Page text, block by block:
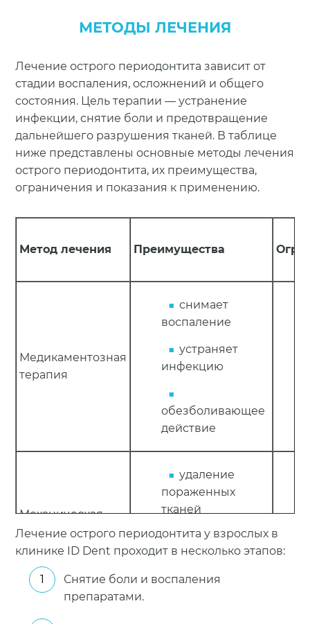
МЕТОДЫ ЛЕЧЕНИЯ
Лечение острого периодонтита зависит от
стадии воспаления, осложнений и общего
состояния. Цель терапии — устранение
инфекции, снятие боли и предотвращение
дальнейшего разрушения тканей. В таблице
ниже представлены основные методы лечения
острого периодонтита, их преимущества,
ограничения и показания к применению.
Метод лечения Преимущества
Медикаментозная
терапия
снимает
воспаление
устраняет
инфекцию
обезболивающее
действие
Механическая
обработка канала
удаление
пораженных
тканей
подготовка
канала к
Лечение острого периодонтита у взрослых в
клинике ID Dent проходит в несколько этапов:
Снятие боли и воспаления
препаратами.